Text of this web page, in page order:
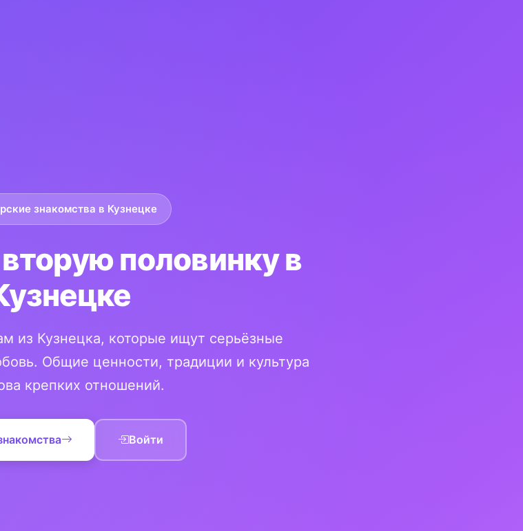
знакомства в Кузнецке
половинку в
из Кузнецка, которые ищут серьёзные
Общие ценности, традиции и культура
крепких отношений.
Войти